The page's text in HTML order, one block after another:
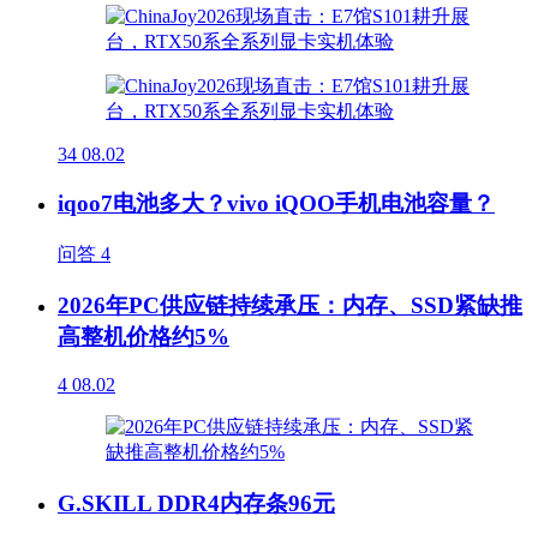
34 08.02
iqoo7电池多大？vivo iQOO手机电池容量？
问答 4
2026年PC供应链持续承压：内存、SSD紧缺推
高整机价格约5%
4 08.02
G.SKILL DDR4内存条96元